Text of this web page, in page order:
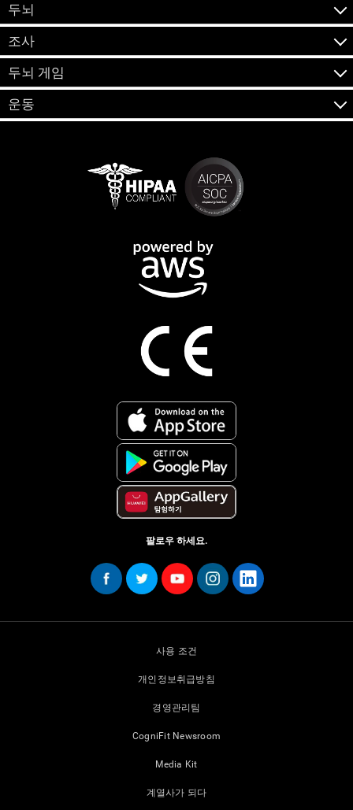
두뇌
조사
두뇌 게임
운동
팔로우 하세요.
사용 조건
개인정보취급방침
경영관리팀
CogniFit Newsroom
Media Kit
계열사가 되다